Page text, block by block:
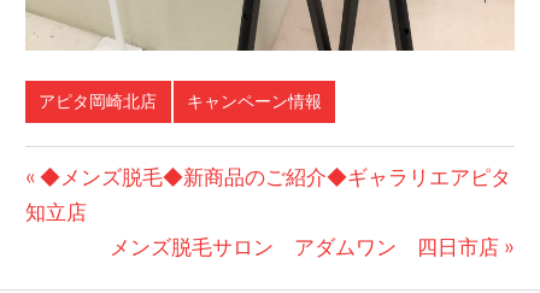
アピタ岡崎北店 キャンペーン情報
投
前
の
◆メンズ脱毛◆新商品のご紹介◆ギャラリエアピタ
知立店
次
メンズ脱毛サロン アダムワン 四日市店